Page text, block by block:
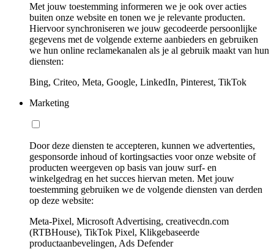
Met jouw toestemming informeren we je ook over acties
buiten onze website en tonen we je relevante producten.
Hiervoor synchroniseren we jouw gecodeerde persoonlijke
gegevens met de volgende externe aanbieders en gebruiken
we hun online reclamekanalen als je al gebruik maakt van hun
diensten:
Bing, Criteo, Meta, Google, LinkedIn, Pinterest, TikTok
Marketing
Door deze diensten te accepteren, kunnen we advertenties,
gesponsorde inhoud of kortingsacties voor onze website of
producten weergeven op basis van jouw surf- en
winkelgedrag en het succes hiervan meten. Met jouw
toestemming gebruiken we de volgende diensten van derden
op deze website:
Meta-Pixel, Microsoft Advertising, creativecdn.com
(RTBHouse), TikTok Pixel, Klikgebaseerde
productaanbevelingen, Ads Defender